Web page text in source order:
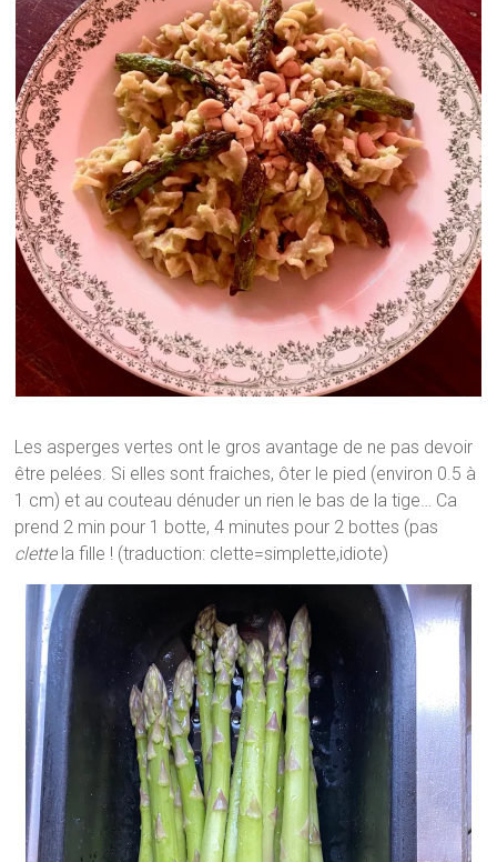
Les asperges vertes ont le gros avantage de ne pas devoir
être pelées. Si elles sont fraiches, ôter le pied (environ 0.5 à
1 cm) et au couteau dénuder un rien le bas de la tige… Ca
prend 2 min pour 1 botte, 4 minutes pour 2 bottes (pas
clettela fille ! (traduction: clette=simplette,idiote)